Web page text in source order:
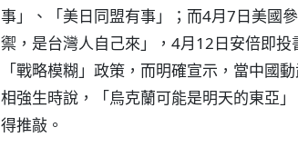
事」、「美日同盟有事」；而4月7日美國
禦，是台灣人自己來」，4月12日安倍即
「戰略模糊」政策，而明確宣示，當中國
相強生時說，「烏克蘭可能是明天的東亞
得推敲。